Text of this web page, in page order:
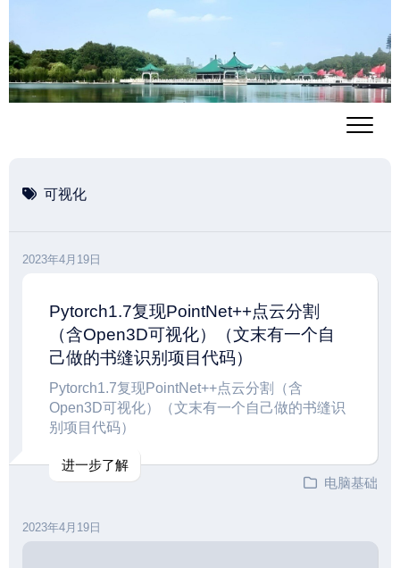
内
容
可视化
2023年4月19日
Pytorch1.7复现PointNet++点云分割
（含Open3D可视化）（文末有一个自
己做的书缝识别项目代码）
Pytorch1.7复现PointNet++点云分割（含
Open3D可视化）（文末有一个自己做的书缝识
别项目代码）
进一步了解
电脑基础
2023年4月19日